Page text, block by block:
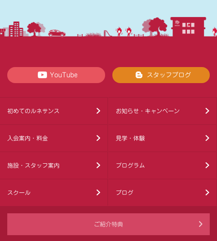
YouTube スタッフブログ
初めてのルネサンス お知らせ・キャンペーン
入会案内・料金 見学・体験
施設・スタッフ案内 プログラム
スクール ブログ
ご紹介特典